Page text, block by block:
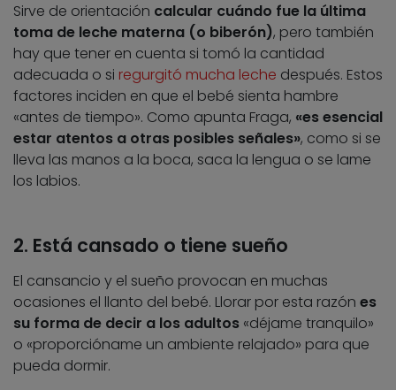
Sirve de orientación calcular cuándo fue la última
toma de leche materna (o biberón), pero también
hay que tener en cuenta si tomó la cantidad
adecuada o si regurgitó mucha leche después. Estos
factores inciden en que el bebé sienta hambre
«antes de tiempo». Como apunta Fraga, «es esencial
estar atentos a otras posibles señales», como si se
lleva las manos a la boca, saca la lengua o se lame
los labios.
2. Está cansado o tiene sueño
El cansancio y el sueño provocan en muchas
ocasiones el llanto del bebé. Llorar por esta razón es
su forma de decir a los adultos «déjame tranquilo»
o «proporcióname un ambiente relajado» para que
pueda dormir.